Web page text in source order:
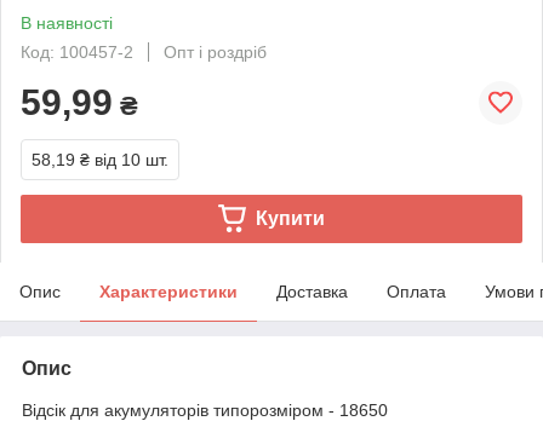
В наявності
Код: 100457-2
Опт і роздріб
59,99 ₴
58,19 ₴ від 10 шт.
Купити
Опис Характеристики Доставка Оплата Умови
Опис
Відсік для акумуляторів типорозміром - 18650